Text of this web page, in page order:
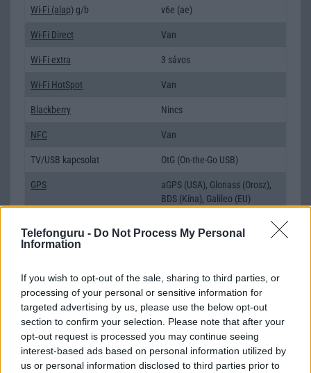
Telefonguru - Do Not Process My Personal
Information
If you wish to opt-out of the sale, sharing to third parties, or
processing of your personal or sensitive information for
targeted advertising by us, please use the below opt-out
section to confirm your selection. Please note that after your
opt-out request is processed you may continue seeing
interest-based ads based on personal information utilized by
us or personal information disclosed to third parties prior to
Wi-Fi (alap) g/b v6e (ae)
Wi-Fi Direct Van
Wi-Fi extra 3 sávos
Wi-Fi HotSpot Van
Blackberry Nincs
NFC Van
TV/USB kapcsolat OtG (On-the-Go USB)
GPS
aGPS (USA), Glonass (Orosz),
BDS (Kína), Galileo (EU)
AKKUMULÁTOR
Típus Li-Polimer
Készenléti idő h /
Cserélhetőség
Az akkumulátor nem vehetõ ki!
Beszélgetési idő h /
Gyorstöltés
Gyorstöltésre alkalmas